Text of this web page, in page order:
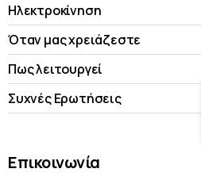
Ηλεκτροκίνηση
Όταν μας χρειάζεστε
Πως λειτουργεί
Συχνές Ερωτήσεις
Επικοινωνία